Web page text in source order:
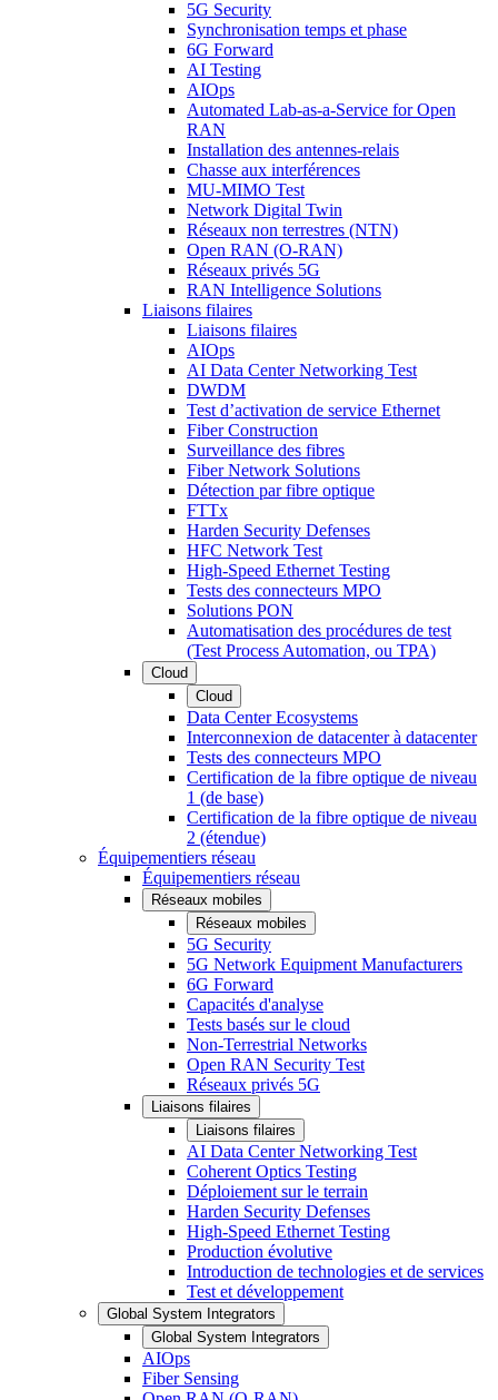
5G Security
Synchronisation temps et phase
6G Forward
AI Testing
AIOps
Automated Lab-as-a-Service for Open
RAN
Installation des antennes-relais
Chasse aux interférences
MU-MIMO Test
Network Digital Twin
Réseaux non terrestres (NTN)
Open RAN (O-RAN)
Réseaux privés 5G
RAN Intelligence Solutions
Liaisons filaires
Liaisons filaires
AIOps
AI Data Center Networking Test
DWDM
Test d’activation de service Ethernet
Fiber Construction
Surveillance des fibres
Fiber Network Solutions
Détection par fibre optique
FTTx
Harden Security Defenses
HFC Network Test
High-Speed Ethernet Testing
Tests des connecteurs MPO
Solutions PON
Automatisation des procédures de test
(Test Process Automation, ou TPA)
Cloud
Cloud
Data Center Ecosystems
Interconnexion de datacenter à datacenter
Tests des connecteurs MPO
Certification de la fibre optique de niveau
1 (de base)
Certification de la fibre optique de niveau
2 (étendue)
Équipementiers réseau
Équipementiers réseau
Réseaux mobiles
Réseaux mobiles
5G Security
5G Network Equipment Manufacturers
6G Forward
Capacités d'analyse
Tests basés sur le cloud
Non-Terrestrial Networks
Open RAN Security Test
Réseaux privés 5G
Liaisons filaires
Liaisons filaires
AI Data Center Networking Test
Coherent Optics Testing
Déploiement sur le terrain
Harden Security Defenses
High-Speed Ethernet Testing
Production évolutive
Introduction de technologies et de services
Test et développement
Global System Integrators
Global System Integrators
AIOps
Fiber Sensing